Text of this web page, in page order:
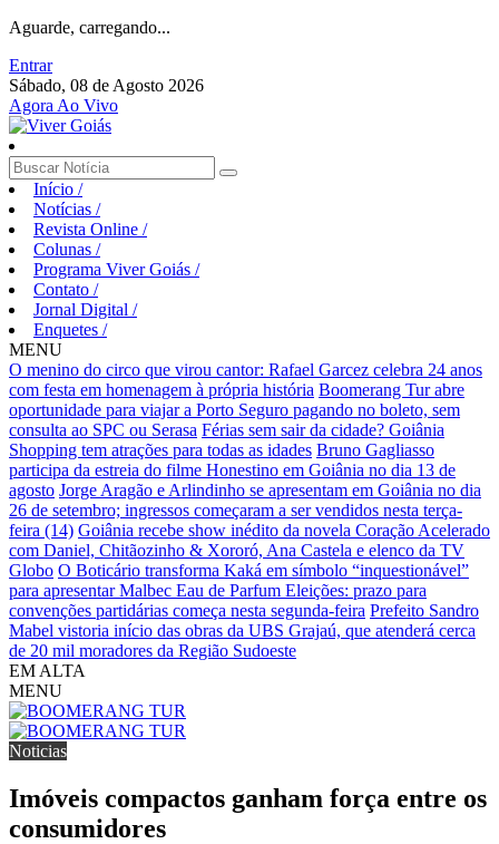
Aguarde, carregando...
Entrar
Sábado, 08 de Agosto 2026
Agora Ao Vivo
Início /
Notícias /
Revista Online /
Colunas /
Programa Viver Goiás /
Contato /
Jornal Digital /
Enquetes /
MENU
O menino do circo que virou cantor: Rafael Garcez celebra 24 anos
com festa em homenagem à própria história Boomerang Tur abre
oportunidade para viajar a Porto Seguro pagando no boleto, sem
consulta ao SPC ou Serasa Férias sem sair da cidade? Goiânia
Shopping tem atrações para todas as idades Bruno Gagliasso
participa da estreia do filme Honestino em Goiânia no dia 13 de
agosto Jorge Aragão e Arlindinho se apresentam em Goiânia no dia
26 de setembro; ingressos começaram a ser vendidos nesta terça-
feira (14) Goiânia recebe show inédito da novela Coração Acelerado
com Daniel, Chitãozinho & Xororó, Ana Castela e elenco da TV
Globo O Boticário transforma Kaká em símbolo “inquestionável”
para apresentar Malbec Eau de Parfum Eleições: prazo para
convenções partidárias começa nesta segunda-feira Prefeito Sandro
Mabel vistoria início das obras da UBS Grajaú, que atenderá cerca
de 20 mil moradores da Região Sudoeste
EM ALTA
MENU
Noticias
Imóveis compactos ganham força entre os
consumidores